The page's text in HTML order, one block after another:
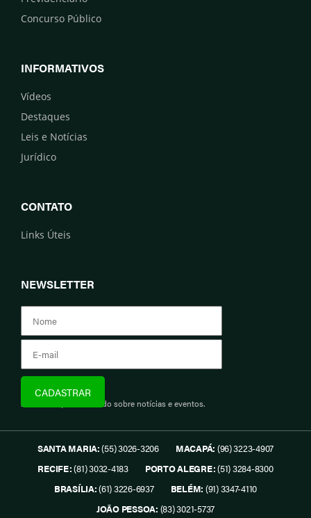
Concurso Público
INFORMATIVOS
Vídeos
Destaques
Leis e Notícias
Jurídico
CONTATO
Links Úteis
NEWSLETTER
Assine e fique informado sobre notícias e eventos.
SANTA MARIA:(55) 3026-3206 MACAPÁ: (96) 3223-4907
RECIFE:(81) 3032-4183 PORTO ALEGRE:(51) 3284-8300
BRASÍLIA:(61) 3226-6937 BELÉM: (91) 3347-4110
JOÃO PESSOA: (83) 3021-5737